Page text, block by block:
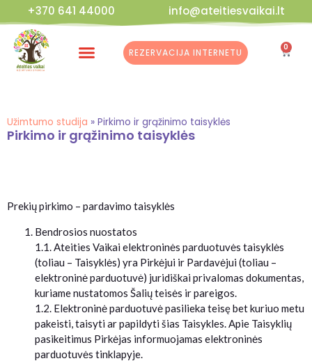
+370 641 44000 info@ateitiesvaikai.lt
REZERVACIJA INTERNETU 0
Užimtumo studija » Pirkimo ir grąžinimo taisyklės
Pirkimo ir grąžinimo taisyklės
Prekių pirkimo – pardavimo taisyklės
Bendrosios nuostatos
1.1. Ateities Vaikai elektroninės parduotuvės taisyklės
(toliau – Taisyklės) yra Pirkėjui ir Pardavėjui (toliau –
elektroninė parduotuvė) juridiškai privalomas dokumentas,
kuriame nustatomos Šalių teisės ir pareigos.
1.2. Elektroninė parduotuvė pasilieka teisę bet kuriuo metu
pakeisti, taisyti ar papildyti šias Taisykles. Apie Taisyklių
pasikeitimus Pirkėjas informuojamas elektroninės
parduotuvės tinklapyje.